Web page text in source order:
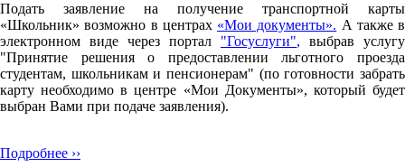
Подать заявление на получение транспортной карты
«Школьник» возможно в центрах «Мои документы». А также в
электронном виде через портал "Госуслуги", выбрав услугу
"Принятие решения о предоставлении льготного проезда
студентам, школьникам и пенсионерам" (по готовности забрать
карту необходимо в центре «Мои Документы», который будет
выбран Вами при подаче заявления).
Подробнее ››